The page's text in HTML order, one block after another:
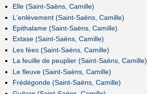
Elle (Saint-Saëns, Camille)
L'enlèvement (Saint-Saëns, Camille)
Epithalame (Saint-Saëns, Camille)
Extase (Saint-Saëns, Camille)
Les fées (Saint-Saëns, Camille)
La feuille de peuplier (Saint-Saëns, Camille)
Le fleuve (Saint-Saëns, Camille)
Frédégonde (Saint-Saëns, Camille)